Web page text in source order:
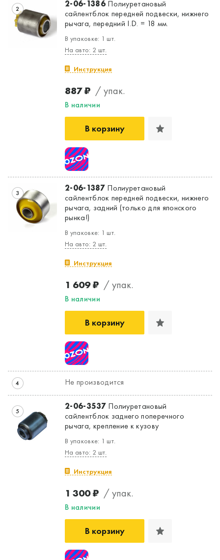
Да, верно Нет, выбрать другой
2 2-06-1386Полиуретановый
сайлентблок передней подвески, нижнего
рычага, передний I.D. = 18 мм.
В упаковке: 1 шт.
На авто: 2 шт.
Инструкция
887 ₽ / упак.
В наличии
В корзину
3 2-06-1387Полиуретановый
сайлентблок передней подвески, нижнего
рычага, задний (только для японского
рынка!)
В упаковке: 1 шт.
На авто: 2 шт.
Инструкция
1 609 ₽ / упак.
В наличии
В корзину
4 Не производится
5 2-06-3537Полиуретановый
сайлентблок заднего поперечного
рычага, крепление к кузову
В упаковке: 1 шт.
На авто: 2 шт.
Инструкция
1 300 ₽ / упак.
В наличии
В корзину